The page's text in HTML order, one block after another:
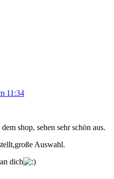
11:34
shop, sehen sehr schön aus.
Auswahl.
dich